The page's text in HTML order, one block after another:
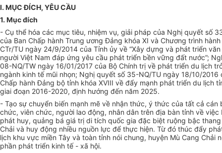
I. MỤC ĐÍCH, YÊU CẦU
1. Mục đích
- Cụ thể hóa các mục tiêu, nhiệm vụ, giải pháp của Nghị quyết số
của Ban Chấp hành Trung ương Đảng khóa XI và Chương trình
CTr/TU ngày 24/9/2014 của Tỉnh ủy về “Xây dựng và phát triển
người Việt Nam đáp ứng yêu cầu phát triển bền vững đất nước”;
08-NQ/TW ngày 16/01/2017 của Bộ Chính trị về phát triển du lịch
ngành kinh tế mũi nhọn; Nghị quyết số 35-NQ/TU ngày 18/10/2016
Chấp hành Đảng bộ tỉnh khóa XVIII về đẩy mạnh phát triển du lịch
giai đoạn 2016-2020, định hướng đến năm 2025.
- Tạo sự chuyển biến mạnh mẽ về nhận thức, ý thức của tất cả cán
chức, viên chức, người lao động, nhân dân trên địa bàn tỉnh về việc
phát huy, quảng bá giá trị di tích quốc gia đặc biệt ruộng bậc thang
Chải và huy động nhiều nguồn lực để thực hiện. Từ đó thúc đẩy
lịch khu vực miền Tây và toàn tỉnh nói chung, huyện Mù Cang Chải
phần phát triển kinh tế - xã hội.